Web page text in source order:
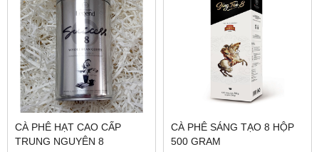
CÀ PHÊ HẠT CAO CẤP
TRUNG NGUYÊN 8
CÀ PHÊ SÁNG TẠO 8 HỘP
500 GRAM